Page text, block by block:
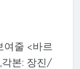
줄 <바르
각본: 장진/